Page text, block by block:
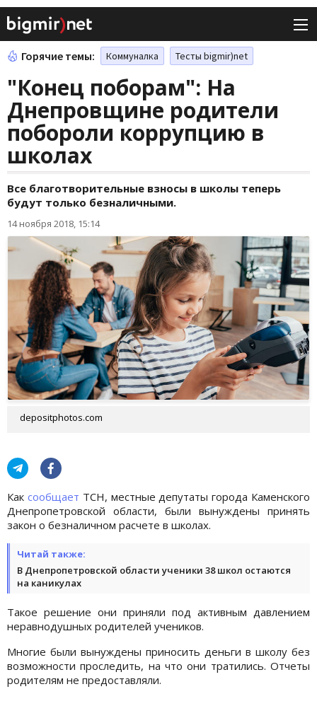
Горячие темы: Коммуналка Тесты bigmir)net
"Конец поборам": На
Днепровщине родители
побороли коррупцию в
школах
Все благотворительные взносы в школы теперь
будут только безналичными.
14 ноября 2018, 15:14
depositphotos.com
Как сообщает ТСН, местные депутаты города Каменского
Днепропетровской области, были вынуждены принять
закон о безналичном расчете в школах.
Читай также:
В Днепропетровской области ученики 38 школ остаются
на каникулах
Такое решение они приняли под активным давлением
неравнодушных родителей учеников.
Многие были вынуждены приносить деньги в школу без
возможности проследить, на что они тратились. Отчеты
родителям не предоставляли.